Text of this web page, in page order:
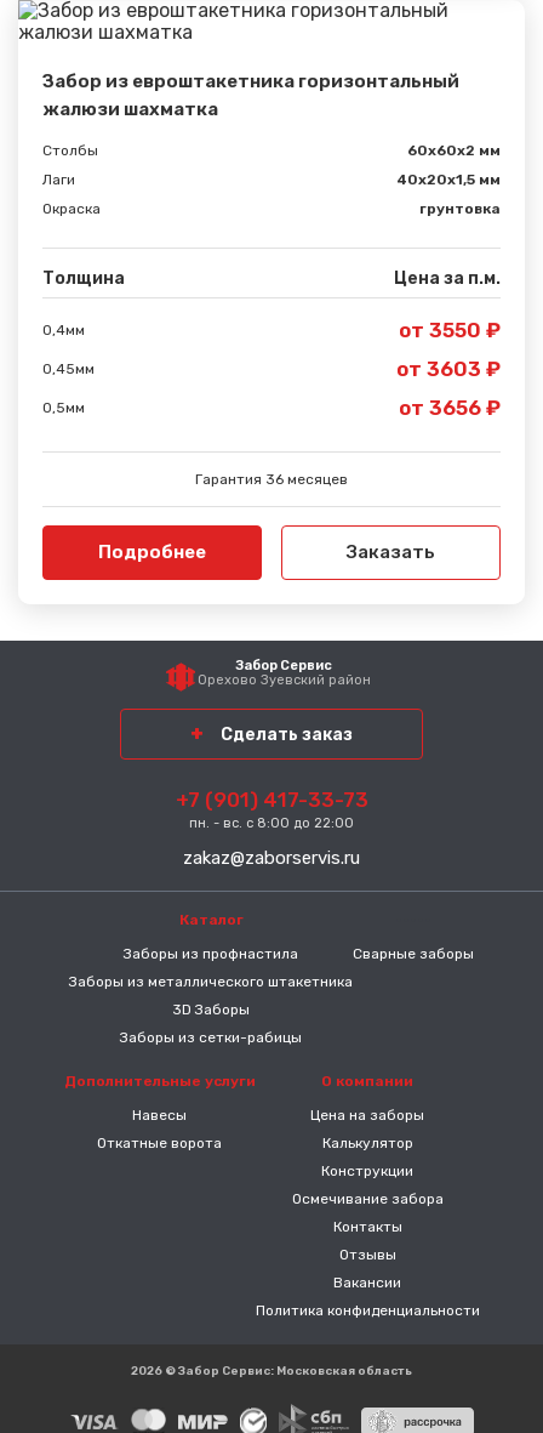
Забор из евроштакетника горизонтальный
жалюзи шахматка
Столбы
60х60х2 мм
Лаги
40х20х1,5 мм
Окраска
грунтовка
Толщина Цена за п.м.
0,4мм от 3550 ₽
0,45мм от 3603 ₽
0,5мм от 3656 ₽
Гарантия 36 месяцев
Подробнее Заказать
Забор Сервис
Орехово Зуевский район
Сделать заказ
+7 (901) 417-33-73
пн. - вс. с 8:00 до 22:00
zakaz@zaborservis.ru
Каталог
Заборы из профнастила
Заборы из металлического штакетника
3D Заборы
Заборы из сетки-рабицы
Сварные заборы
Дополнительные услуги
Навесы
Откатные ворота
О компании
Цена на заборы
Калькулятор
Конструкции
Осмечивание забора
Контакты
Отзывы
Вакансии
Политика конфиденциальности
2026 © Забор Сервис: Московская область